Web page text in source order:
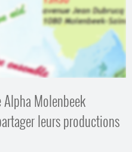
·
Comprendre et parler
Bienvenue en Belgique
Trouver un lieu d’alphabétisation
Molenbeek
leurs productions